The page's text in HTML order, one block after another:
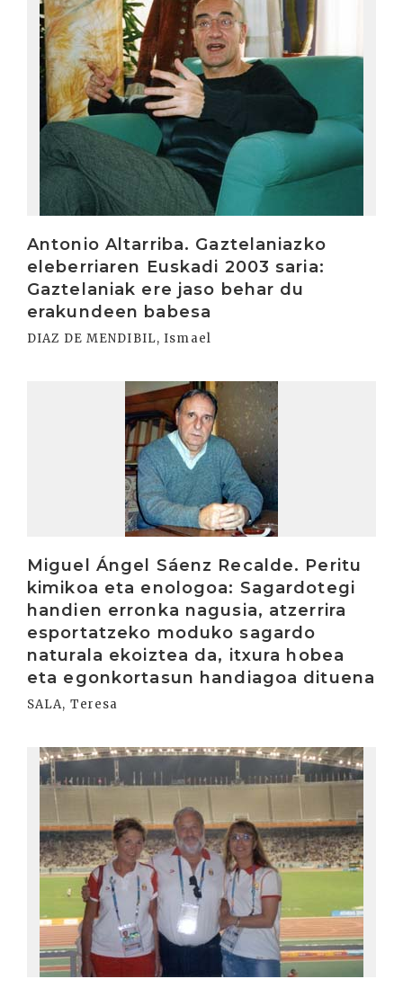
Antonio Altarriba. Gaztelaniazko
eleberriaren Euskadi 2003 saria:
Gaztelaniak ere jaso behar du
erakundeen babesa
DIAZ DE MENDIBIL, Ismael
Miguel Ángel Sáenz Recalde. Peritu
kimikoa eta enologoa: Sagardotegi
handien erronka nagusia, atzerrira
esportatzeko moduko sagardo
naturala ekoiztea da, itxura hobea
eta egonkortasun handiagoa dituena
SALA, Teresa
Irakurri